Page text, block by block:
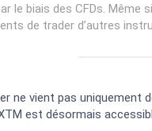
le biais des CFDs.
de trader d’autres
ne vient pas uniquement
est désormais